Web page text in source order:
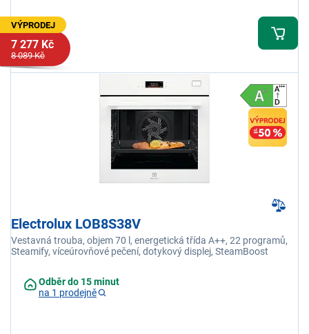
VÝPRODEJ
7 277 Kč
8 089 Kč
Electrolux LOB8S38V
Vestavná trouba, objem 70 l, energetická třída A++, 22 programů,
Steamify, víceúrovňové pečení, dotykový displej, SteamBoost
Odběr do 15 minut
na 1 prodejně